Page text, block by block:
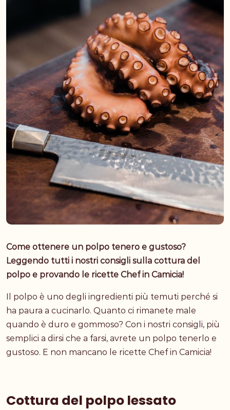
Come ottenere un polpo tenero e gustoso?
Leggendo tutti i nostri consigli sulla cottura del
polpo e provando le ricette Chef in Camicia!
Il polpo è uno degli ingredienti più temuti perché si
ha paura a cucinarlo. Quanto ci rimanete male
quando è duro e gommoso? Con i nostri consigli, più
semplici a dirsi che a farsi, avrete un polpo tenerlo e
gustoso. E non mancano le ricette Chef in Camicia!
Cottura del polpo lessato